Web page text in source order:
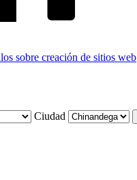
sobre creación de sitios web
Ciudad